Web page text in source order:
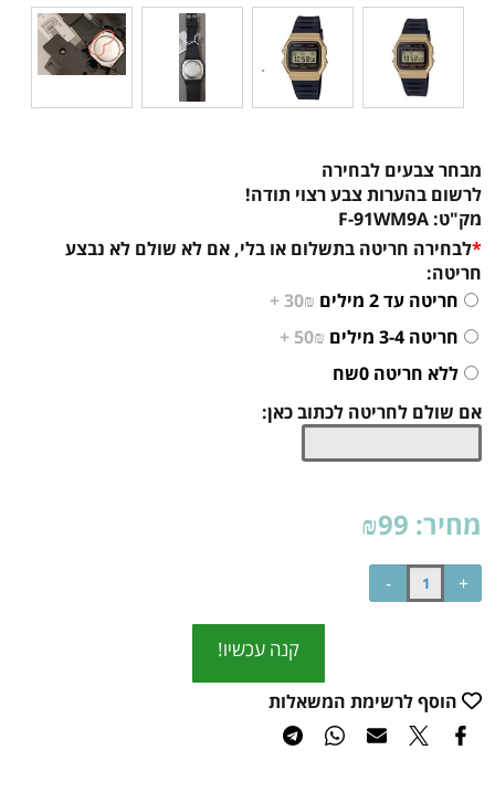
מבחר צבעים לבחירה
לרשום בהערות צבע רצוי תודה!
מק"ט: F-91WM9A
*לבחירה חריטה בתשלום או בלי, אם לא שולם לא נבצע
חריטה:
חריטה עד 2 מילים
30₪ +
חריטה 3-4 מילים
50₪ +
ללא חריטה 0שח
אם שולם לחריטה לכתוב כאן:
מחיר: ₪99
קנה עכשיו!
הוסף לרשימת המשאלות